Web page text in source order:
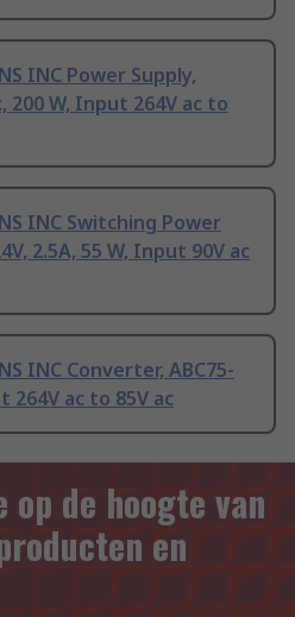
INC Power Supply,
200 W, Input 264V ac to
INC Switching Power
2.5A, 55 W, Input 90V ac
INC Converter, ABC75-
264V ac to 85V ac
op de hoogte van
en